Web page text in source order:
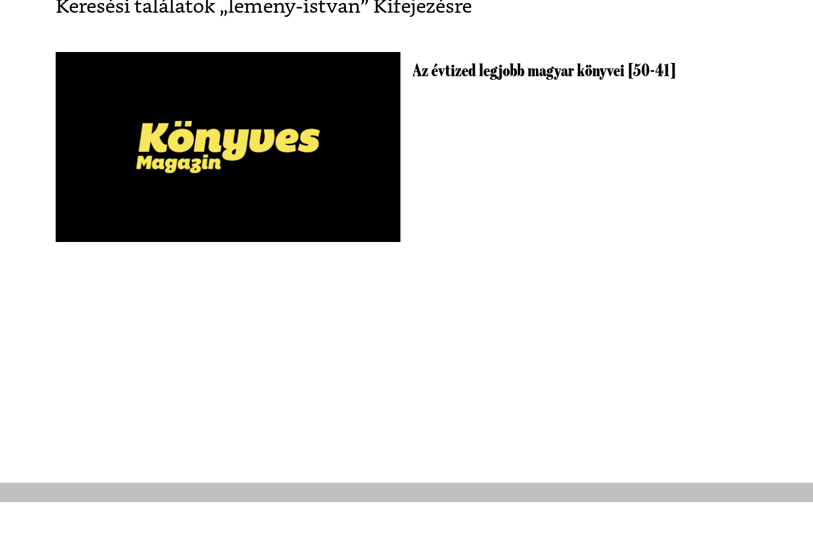
Keresési találatok „lemeny-istvan” Kifejezésre
Az évtized legjobb magyar könyvei [50-41]